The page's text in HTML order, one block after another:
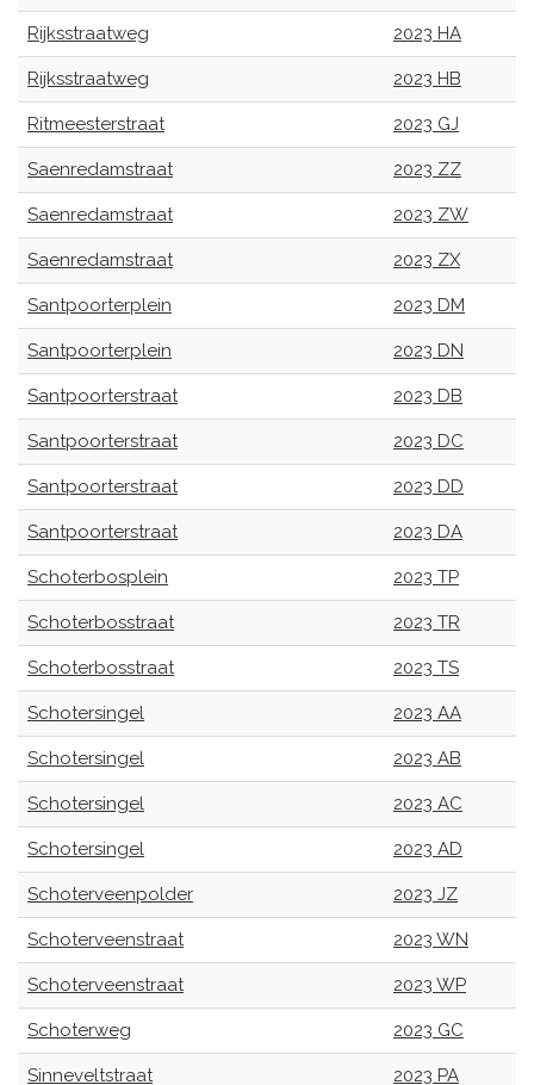
Rijksstraatweg 2023 HA
Rijksstraatweg 2023 HB
Ritmeesterstraat 2023 GJ
Saenredamstraat 2023 ZZ
Saenredamstraat 2023 ZW
Saenredamstraat 2023 ZX
Santpoorterplein 2023 DM
Santpoorterplein 2023 DN
Santpoorterstraat 2023 DB
Santpoorterstraat 2023 DC
Santpoorterstraat 2023 DD
Santpoorterstraat 2023 DA
Schoterbosplein 2023 TP
Schoterbosstraat 2023 TR
Schoterbosstraat 2023 TS
Schotersingel 2023 AA
Schotersingel 2023 AB
Schotersingel 2023 AC
Schotersingel 2023 AD
Schoterveenpolder 2023 JZ
Schoterveenstraat 2023 WN
Schoterveenstraat 2023 WP
Schoterweg 2023 GC
Sinneveltstraat 2023 PA